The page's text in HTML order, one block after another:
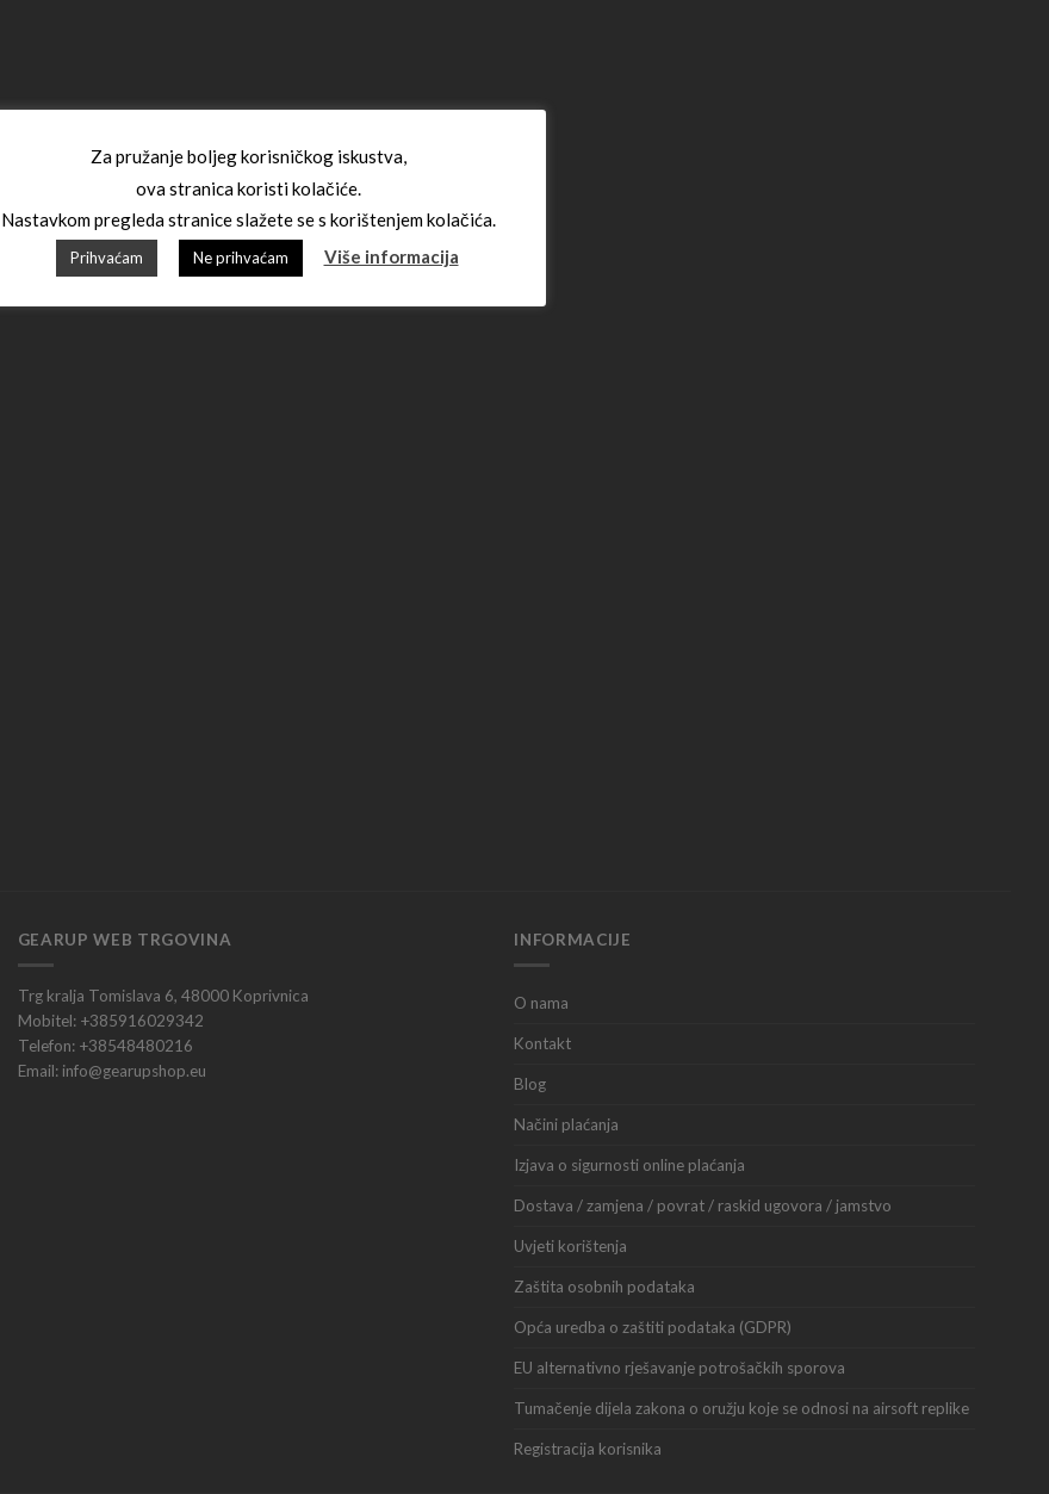
GEARUP WEB TRGOVINA
Trg kralja Tomislava 6, 48000 Koprivnica
Mobitel: +385916029342
Telefon: +38548480216
Email: info@gearupshop.eu
INFORMACIJE
O nama
Kontakt
Blog
Načini plaćanja
Izjava o sigurnosti online plaćanja
Dostava / zamjena / povrat / raskid ugovora / jamstvo
Uvjeti korištenja
Zaštita osobnih podataka
Opća uredba o zaštiti podataka (GDPR)
EU alternativno rješavanje potrošačkih sporova
Tumačenje dijela zakona o oružju koje se odnosi na airsoft replike
Registracija korisnika
Za pružanje boljeg korisničkog iskustva,
ova stranica koristi kolačiće.
Nastavkom pregleda stranice slažete se s korištenjem kolačića.
Prihvaćam Ne prihvaćam Više informacija